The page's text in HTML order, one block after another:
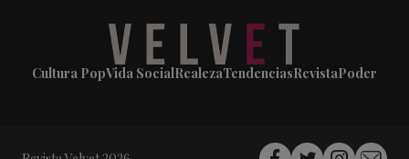
Cultura PopVida SocialRealezaTendenciasRevistaPoder